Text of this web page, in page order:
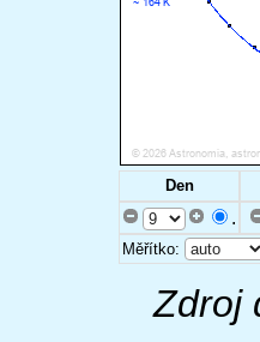
Den
.
Měřítko:
Zdroj